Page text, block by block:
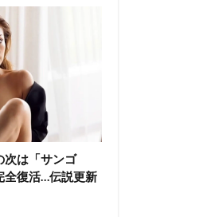
次は「サンゴ
全復活…伝説更新